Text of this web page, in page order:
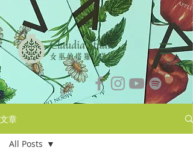
文章
All Posts